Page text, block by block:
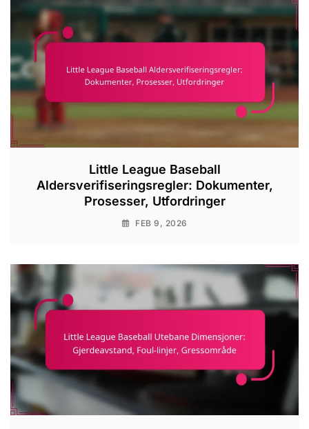
Little League Baseball
Aldersverifiseringsregler: Dokumenter,
Prosesser, Utfordringer
FEB 9, 2026